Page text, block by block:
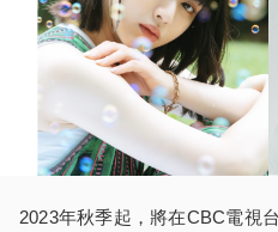
2023年秋季起，將在CBC電視